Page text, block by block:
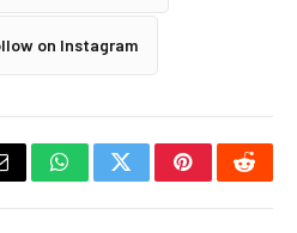
on Instagram
WhatsAppTwitterPinterest